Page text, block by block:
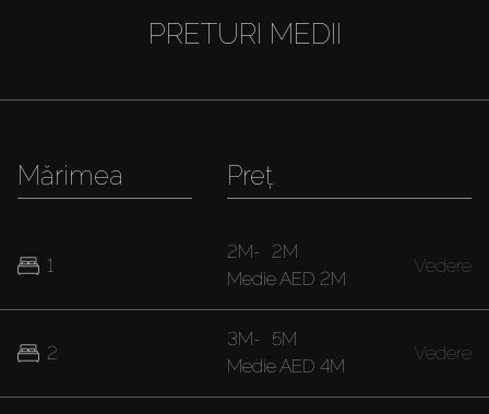
PRETURI MEDII
Mărimea
1
2
Preț
2M- 2M
MedieAED 2M
Vedere
3M- 5M
MedieAED 4M
Vedere